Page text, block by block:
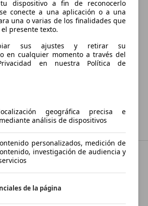
dispositivo a fin de reconocerlo
conecte a una aplicación o a una
una o varias de los finalidades que
presente texto.
sus ajustes y retirar su
en cualquier momento a través del
en nuestra Política de
geográfica precisa e
análisis de dispositivos
personalizados, medición de
investigación de audiencia y
de la página